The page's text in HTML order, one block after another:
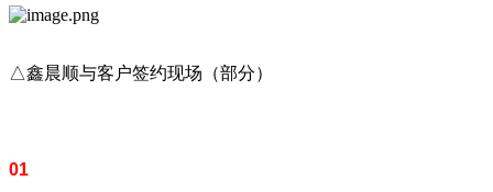
△鑫晨顺与客户签约现场（部分）
01